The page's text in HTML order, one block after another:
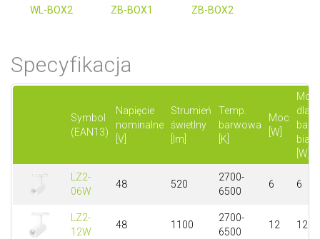
WL-BOX2 ZB-BOX1 ZB-BOX2
Specyfikacja
Symbol
(EAN13)
Napięcie
nominalne
[V]
Strumień
świetlny
[lm]
Temp.
barwowa
[K]
Moc
[W]
Moc
dla
białej
[W]
LZ2-
06W
48 520
2700-
6500
6 6
LZ2-
12W
48 1100
2700-
6500
12 12